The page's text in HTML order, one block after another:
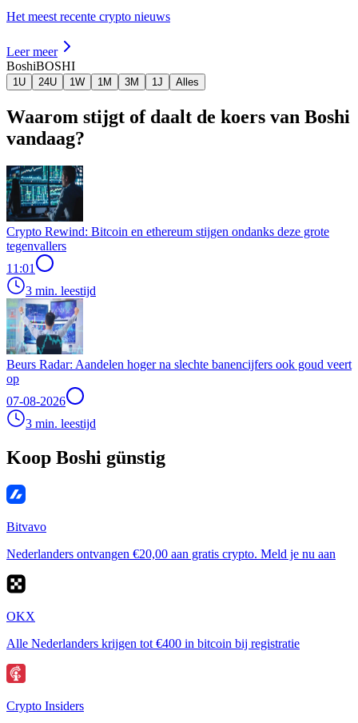
Het meest recente crypto nieuws
Leer meer
BoshiBOSHI
1U 24U 1W 1M 3M 1J Alles
Waarom stijgt of daalt de koers van Boshi
vandaag?
Crypto Rewind: Bitcoin en ethereum stijgen ondanks deze grote
tegenvallers
11:01
3 min. leestijd
Beurs Radar: Aandelen hoger na slechte banencijfers ook goud veert
op
07-08-2026
3 min. leestijd
Koop Boshi günstig
Bitvavo
Nederlanders ontvangen €20,00 aan gratis crypto. Meld je nu aan
OKX
Alle Nederlanders krijgen tot €400 in bitcoin bij registratie
Crypto Insiders